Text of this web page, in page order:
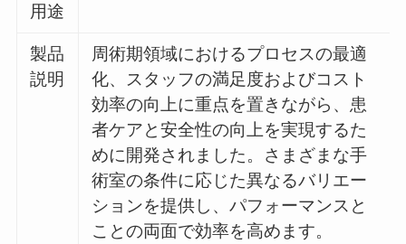
用途
製品
説明
周術期領域におけるプロセスの最適
化、スタッフの満足度およびコスト
効率の向上に重点を置きながら、患
者ケアと安全性の向上を実現するた
めに開発されました。さまざまな手
術室の条件に応じた異なるバリエー
ションを提供し、パフォーマンスと
ことの両面で効率を高めます。